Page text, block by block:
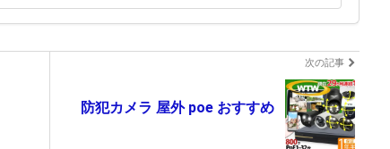
次の記事
防犯カメラ 屋外 poe おすすめ